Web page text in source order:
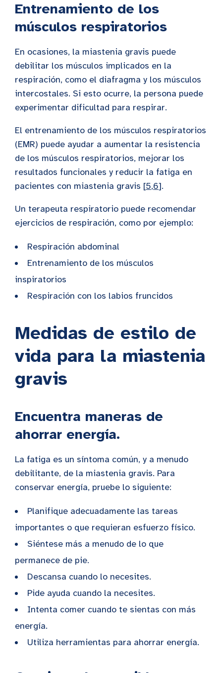
Entrenamiento de los
músculos respiratorios
En ocasiones, la miastenia gravis puede
debilitar los músculos implicados en la
respiración, como el diafragma y los músculos
intercostales. Si esto ocurre, la persona puede
experimentar dificultad para respirar.
El entrenamiento de los músculos respiratorios
(EMR) puede ayudar a aumentar la resistencia
de los músculos respiratorios, mejorar los
resultados funcionales y reducir la fatiga en
pacientes con miastenia gravis [5,6].
Un terapeuta respiratorio puede recomendar
ejercicios de respiración, como por ejemplo:
Respiración abdominal
Entrenamiento de los músculos
inspiratorios
Respiración con los labios fruncidos
Medidas de estilo de
vida para la miastenia
gravis
Encuentra maneras de
ahorrar energía.
La fatiga es un síntoma común, y a menudo
debilitante, de la miastenia gravis. Para
conservar energía, pruebe lo siguiente:
Planifique adecuadamente las tareas
importantes o que requieran esfuerzo físico.
Siéntese más a menudo de lo que
permanece de pie.
Descansa cuando lo necesites.
Pide ayuda cuando la necesites.
Intenta comer cuando te sientas con más
energía.
Utiliza herramientas para ahorrar energía.